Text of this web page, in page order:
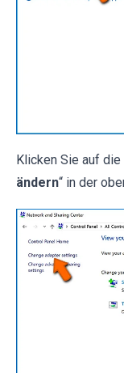
Klicken Sie auf die
ändern“ in der